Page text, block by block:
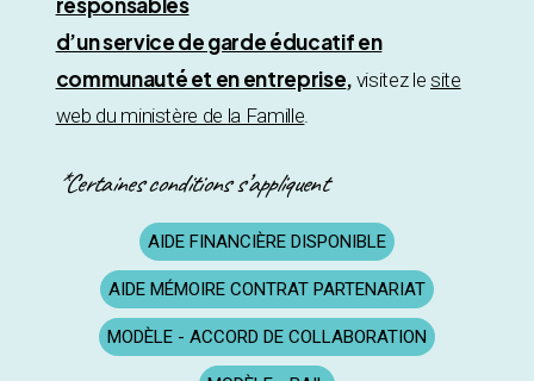
d’un service de garde éducatif en
communauté et en entreprise, visitez le site
web du ministère de la Famille.
*Certaines conditions s’appliquent
AIDE FINANCIÈRE DISPONIBLE
AIDE MÉMOIRE CONTRAT PARTENARIAT
MODÈLE - ACCORD DE COLLABORATION